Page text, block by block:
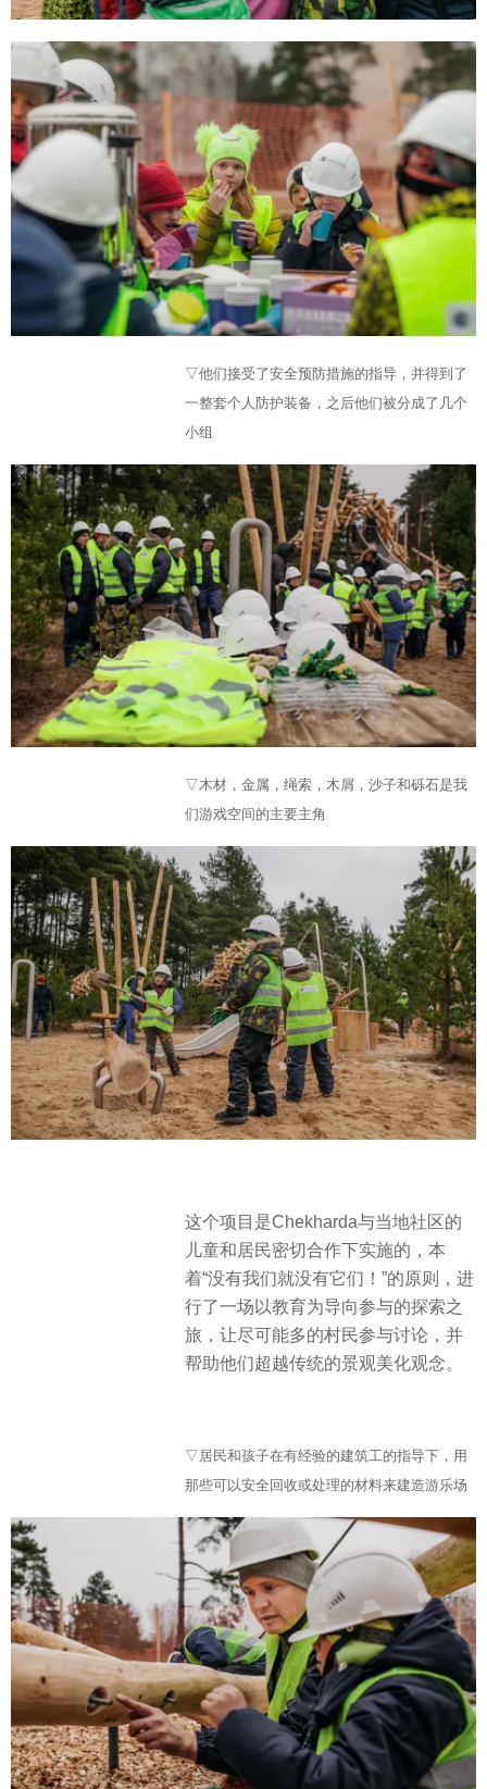
▽他们接受了安全预防措施的指导，并得到了
一整套个人防护装备，之后他们被分成了几个
小组
▽木材，金属，绳索，木屑，沙子和砾石是我
们游戏空间的主要主角
这个项目是Chekharda与当地社区的
儿童和居民密切合作下实施的，本
着“没有我们就没有它们！”的原则，进
行了一场以教育为导向参与的探索之
旅，让尽可能多的村民参与讨论，并
帮助他们超越传统的景观美化观念。
▽居民和孩子在有经验的建筑工的指导下，用
那些可以安全回收或处理的材料来建造游乐场